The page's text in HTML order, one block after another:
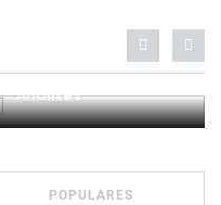
Análises
POPULARES